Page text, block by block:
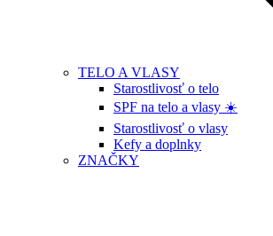
TELO A VLASY
Starostlivosť o telo
SPF na telo a vlasy ☀️
Starostlivosť o vlasy
Kefy a doplnky
ZNAČKY